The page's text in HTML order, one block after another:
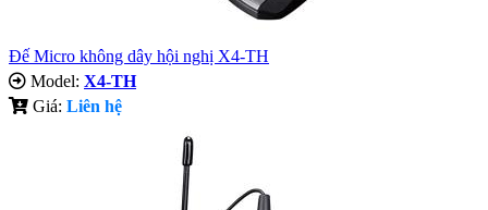
Đế Micro không dây hội nghị X4-TH
Model: X4-TH
Giá: Liên hệ